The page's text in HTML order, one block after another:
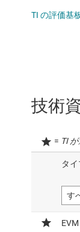
TI の評価基
技術
= TI